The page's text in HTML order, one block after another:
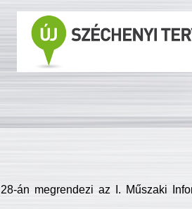
án megrendezi az I. Műszaki